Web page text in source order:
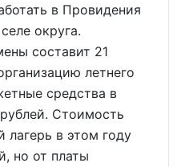
в Провидения
округа.
составит 21
летнего
средства в
Стоимость
лагерь в этом году
но от платы